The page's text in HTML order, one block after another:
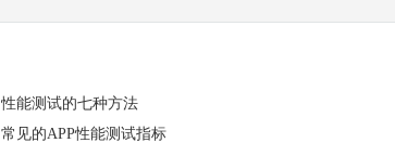
性能测试的七种方法
常见的APP性能测试指标